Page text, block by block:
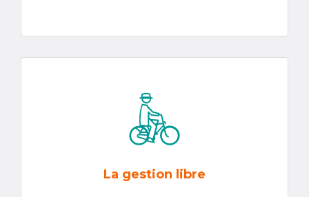
La gestion libre